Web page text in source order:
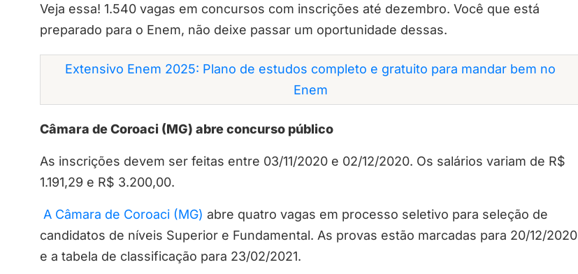
Veja essa! 1.540 vagas em concursos com inscrições até dezembro. Você que está
preparado para o Enem, não deixe passar um oportunidade dessas.
Extensivo Enem 2025: Plano de estudos completo e gratuito para mandar bem no
Enem
Câmara de Coroaci (MG) abre concurso público
As inscrições devem ser feitas entre 03/11/2020 e 02/12/2020. Os salários variam de R$
1.191,29 e R$ 3.200,00.
A Câmara de Coroaci (MG) abre quatro vagas em processo seletivo para seleção de
candidatos de níveis Superior e Fundamental. As provas estão marcadas para 20/12/2020
e a tabela de classificação para 23/02/2021.